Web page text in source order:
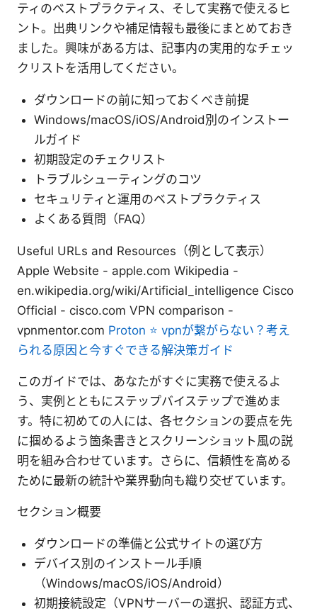
ティのベストプラクティス、そして実務で使えるヒ
ント。出典リンクや補足情報も最後にまとめておき
ました。興味がある方は、記事内の実用的なチェッ
クリストを活用してください。
ダウンロードの前に知っておくべき前提
Windows/macOS/iOS/Android別のインストー
ルガイド
初期設定のチェクリスト
トラブルシューティングのコツ
セキュリティと運用のベストプラクティス
よくある質問（FAQ）
Useful URLs and Resources（例として表示）
Apple Website - apple.com Wikipedia -
en.wikipedia.org/wiki/Artificial_intelligence Cisco
Official - cisco.com VPN comparison -
vpnmentor.com Proton ⭐ vpnが繋がらない？考え
られる原因と今すぐできる解決策ガイド
このガイドでは、あなたがすぐに実務で使えるよ
う、実例とともにステップバイステップで進めま
す。特に初めての人には、各セクションの要点を先
に掴めるよう箇条書きとスクリーンショット風の説
明を組み合わせています。さらに、信頼性を高める
ために最新の統計や業界動向も織り交ぜています。
セクション概要
ダウンロードの準備と公式サイトの選び方
デバイス別のインストール手順
（Windows/macOS/iOS/Android）
初期接続設定（VPNサーバーの選択、認証方式、